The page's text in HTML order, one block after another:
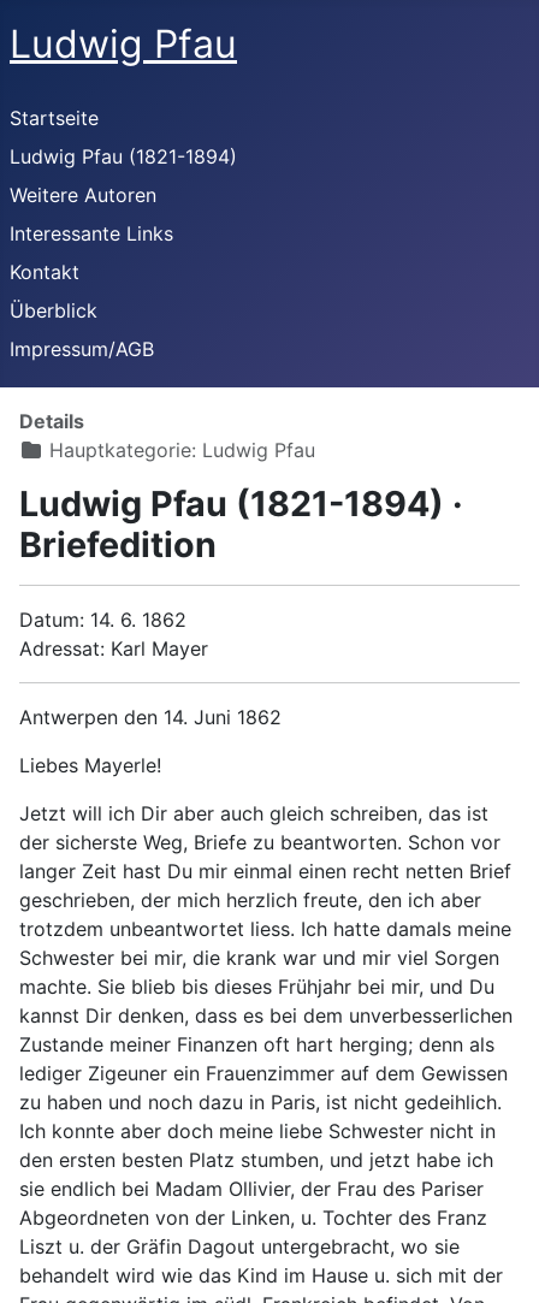
Ludwig Pfau
Startseite
Ludwig Pfau (1821-1894)
Weitere Autoren
Interessante Links
Kontakt
Überblick
Impressum/AGB
Details
Hauptkategorie: Ludwig Pfau
Ludwig Pfau (1821-1894) ·
Briefedition
Datum: 14. 6. 1862
Adressat: Karl Mayer
Antwerpen den 14. Juni 1862
Liebes Mayerle!
Jetzt will ich Dir aber auch gleich schreiben, das ist
der sicherste Weg, Briefe zu beantworten. Schon vor
langer Zeit hast Du mir einmal einen recht netten Brief
geschrieben, der mich herzlich freute, den ich aber
trotzdem unbeantwortet liess. Ich hatte damals meine
Schwester bei mir, die krank war und mir viel Sorgen
machte. Sie blieb bis dieses Frühjahr bei mir, und Du
kannst Dir denken, dass es bei dem unverbesserlichen
Zustande meiner Finanzen oft hart herging; denn als
lediger Zigeuner ein Frauenzimmer auf dem Gewissen
zu haben und noch dazu in Paris, ist nicht gedeihlich.
Ich konnte aber doch meine liebe Schwester nicht in
den ersten besten Platz stumben, und jetzt habe ich
sie endlich bei Madam Ollivier, der Frau des Pariser
Abgeordneten von der Linken, u. Tochter des Franz
Liszt u. der Gräfin Dagout untergebracht, wo sie
behandelt wird wie das Kind im Hause u. sich mit der